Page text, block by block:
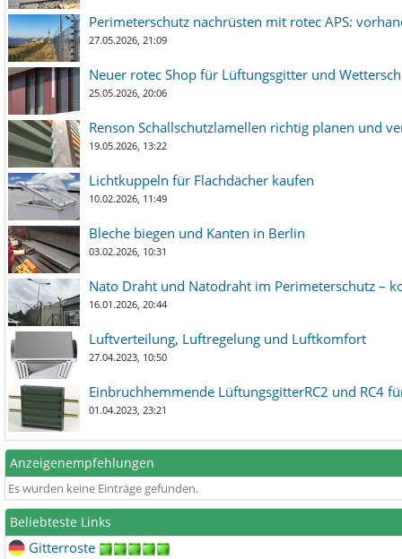
Perimeterschutz nachrüsten mit rotec APS:
27.05.2026, 21:09
Neuer rotec Shop für Lüftungsgitter und
25.05.2026, 20:06
Renson Schallschutzlamellen richtig planen und
19.05.2026, 13:22
Lichtkuppeln für Flachdächer kaufen
10.02.2026, 11:49
Bleche biegen und Kanten in Berlin
03.02.2026, 10:31
Nato Draht und Natodraht im Perimeterschutz –
16.01.2026, 20:44
Luftverteilung, Luftregelung und Luftkomfort
27.04.2023, 10:50
Einbruchhemmende LüftungsgitterRC2 und RC4
01.04.2023, 23:21
Anzeigenempfehlungen
Es wurden keine Einträge gefunden.
Beliebteste Links
Gitterroste